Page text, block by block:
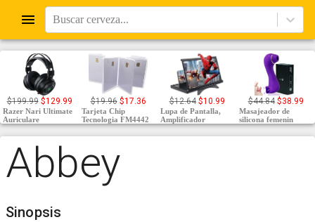
Buscar cerveza...
$199.99 $129.99
Razer Nari Ultimate
Auriculare
$19.96 $17.36
Tarjeta Chip
Tecnologia FM4442
$12.64 $10.99
Lupa de Pantalla,
Amplificador
$44.84 $38.99
Masajeador de
silicona femenin
Abbey
Sinopsis